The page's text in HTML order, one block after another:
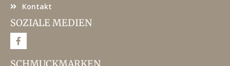
Kontakt
SOZIALE MEDIEN
F
a
e